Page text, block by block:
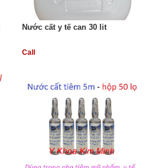
Nước cất y tế can 30 lit
Call